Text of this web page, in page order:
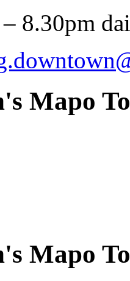
– 8.30pm
Mapo
Mapo